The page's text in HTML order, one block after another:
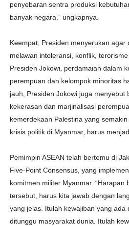
penyebaran sentra produksi
banyak negara,” ungkapnya.
Keempat, Presiden menyerukan agar
melawan intoleransi, konflik,
Presiden Jokowi, perdamaian dalam
perempuan dan kelompok minoritas
jauh, Presiden Jokowi juga menyebut
kekerasan dan marjinalisasi
kemerdekaan Palestina yang
krisis politik di Myanmar, harus
Pemimpin ASEAN telah bertemu di
Five-Point Consensus, yang
komitmen militer Myanmar. “Harapan
tersebut, harus kita jawab dengan
yang jelas. Itulah kewajiban yang ada
ditunggu masyarakat dunia. Itulah